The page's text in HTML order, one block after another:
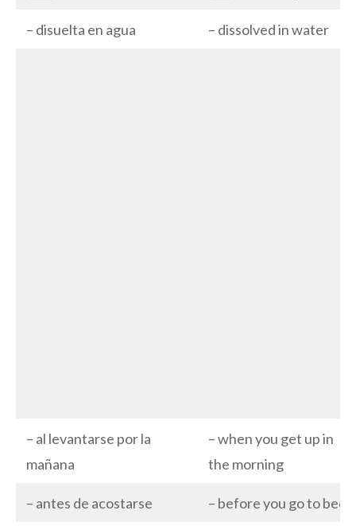
– disuelta en agua – dissolved in water
– al levantarse por la
mañana
– when you get up in
the morning
– antes de acostarse – before you go to bed